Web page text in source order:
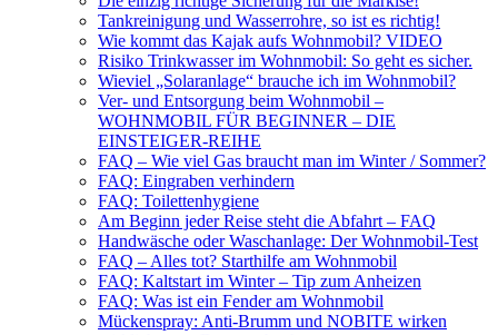
Tankreinigung und Wasserrohre, so ist es richtig!
Wie kommt das Kajak aufs Wohnmobil? VIDEO
Risiko Trinkwasser im Wohnmobil: So geht es sicher.
Wieviel „Solaranlage“ brauche ich im Wohnmobil?
Ver- und Entsorgung beim Wohnmobil –
WOHNMOBIL FÜR BEGINNER – DIE
EINSTEIGER-REIHE
FAQ – Wie viel Gas braucht man im Winter / Sommer?
FAQ: Eingraben verhindern
FAQ: Toilettenhygiene
Am Beginn jeder Reise steht die Abfahrt – FAQ
Handwäsche oder Waschanlage: Der Wohnmobil-Test
FAQ – Alles tot? Starthilfe am Wohnmobil
FAQ: Kaltstart im Winter – Tip zum Anheizen
FAQ: Was ist ein Fender am Wohnmobil
Mückenspray: Anti-Brumm und NOBITE wirken